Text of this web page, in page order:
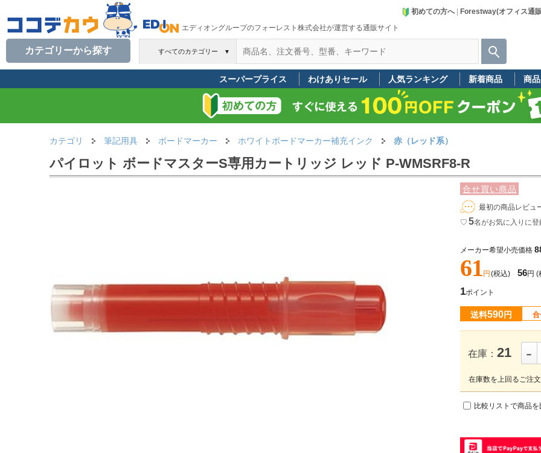
エディオングループのフォーレスト株式会社が運営する通販サイト
初めての方へ| Forestway(オフィス通
すべてのカテゴリー ▼
カテゴリーから探す
スーパープライス わけありセール 人気ランキング 新着商品 商
カテゴリ 筆記用具 ボードマーカー ホワイトボードマーカー補充インク 赤（レッド系）
パイロット ボードマスターS専用カートリッジ レッド P-WMSRF8-R
合せ買い商品
最初の商品レビュ
♡ 5名がお気に入りに
メーカー希望小売価格
61 円 (税込) 56円 (
1ポイント
送料590円
在庫： 21 -
在庫数を上回るご注
比較リストで商品